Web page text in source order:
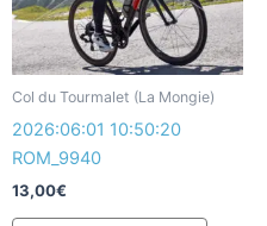
Col du Tourmalet (La Mongie)
2026:06:01 10:50:20
ROM_9940
13,00€